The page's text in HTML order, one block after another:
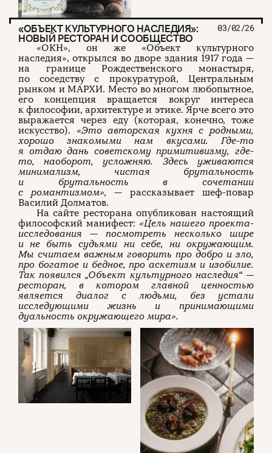
«ОБЪЕКТ КУЛЬТУРНОГО НАСЛЕДИЯ»:
НОВЫЙ РЕСТОРАН И СООБЩЕСТВО
03/02/26
«ОКН», он же «Объект культурного
наследия», открылся во дворе здания 1917 года —
на границе Рождественского монастыря,
по соседству с прокуратурой, Центральным
рынком и МАРХИ. Место во многом любопытное,
его концепция вращается вокруг интереса
к философии, архитектуре и этике. Ярче всего это
выражается через еду (которая, конечно, тоже
искусство). «Это авторская кухня с родными,
хорошо знакомыми нам вкусами. Где-то
я отдаю дань советскому примитивизму, где-
то, наоборот, усложняю. Здесь уживаются
минимализм, чистая брутальность
и брутальность в сочетании
с романтизмом», — рассказывает шеф-повар
Василий Долматов.
На сайте ресторана опубликован настоящий
философский манифест: «Цель нашего проекта-
исследования — посмотреть несколько шире
и не быть судьями ни себе, ни окружающим.
Мы считаем важным говорить про добро и зло,
про богатое и бедное, про аскетизм и изобилие.
Так появился „Объект культурного наследия“ —
ресторан, в котором главной ценностью
является диалог с людьми, без устали
исследующими жизнь и принимающими
дуальность окружающего мира».